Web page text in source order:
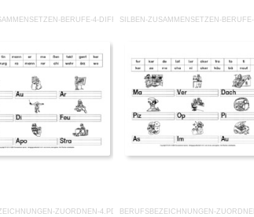
BERUFE-4-DIFFERENZIERUNG.PDF
SILBEN-ZUSAMMENSETZEN-
ZUORDNEN-4.PDFBERUFSBEZEICHNUNGEN-